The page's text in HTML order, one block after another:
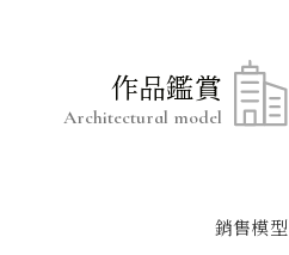
Architectural model
作品鑑賞
銷售模型